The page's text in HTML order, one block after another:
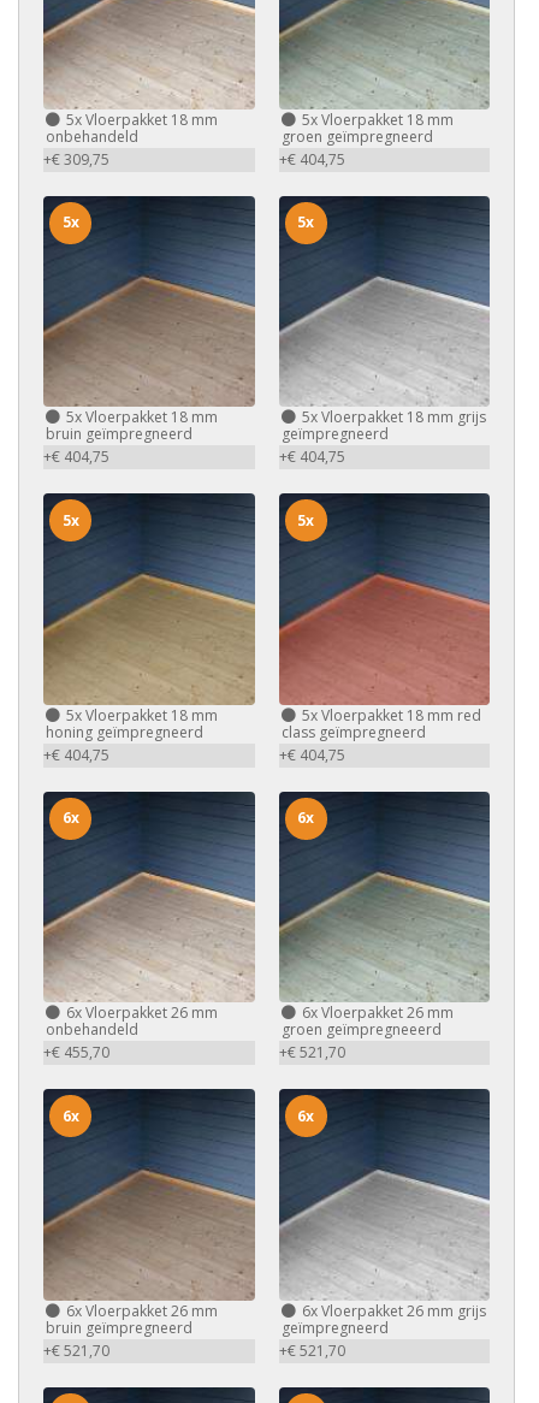
5xVloerpakket 18 mm
onbehandeld
+€ 309,75
5xVloerpakket 18 mm
groen geïmpregneerd
+€ 404,75
5xVloerpakket 18 mm
bruin geïmpregneerd
+€ 404,75
5x
5xVloerpakket 18 mm grijs
geïmpregneerd
+€ 404,75
5x
5xVloerpakket 18 mm
honing geïmpregneerd
+€ 404,75
5x
5xVloerpakket 18 mm red
class geïmpregneerd
+€ 404,75
5x
6xVloerpakket 26 mm
onbehandeld
+€ 455,70
6x
6xVloerpakket 26 mm
groen geïmpregneeerd
+€ 521,70
6x
6xVloerpakket 26 mm
bruin geïmpregneerd
+€ 521,70
6x
6xVloerpakket 26 mm grijs
geïmpregneerd
+€ 521,70
6x